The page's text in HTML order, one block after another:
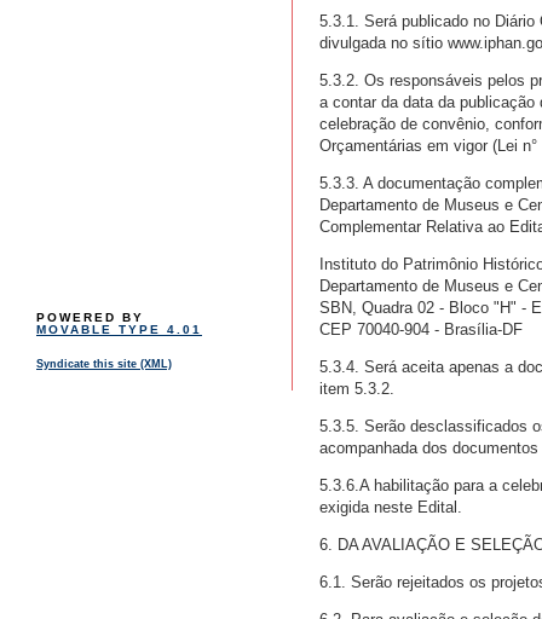
POWERED BY
MOVABLE TYPE 4.01
Syndicate this site (XML)
5.3.1. Será publicado no
divulgada no sítio
5.3.2. Os responsáveis pelos
a contar da data da
celebração de convênio,
Orçamentárias em vigor (Lei
5.3.3. A documentação
Departamento de Museus e
Complementar Relativa ao
Instituto do Patrimônio
Departamento de Museus e
SBN, Quadra 02 - Bloco "H" -
CEP 70040-904 - Brasília-DF
5.3.4. Será aceita apenas a
item 5.3.2.
5.3.5. Serão desclassificados
acompanhada dos
5.3.6.A habilitação para a
exigida neste Edital.
6. DA AVALIAÇÃO E
6.1. Serão rejeitados os